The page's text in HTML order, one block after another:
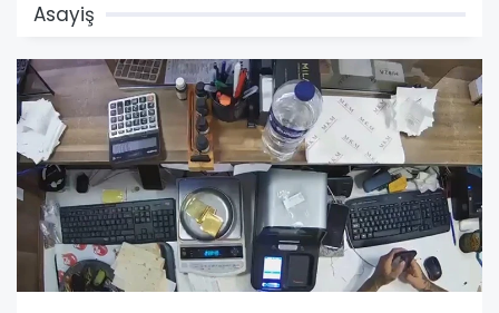
Asayiş